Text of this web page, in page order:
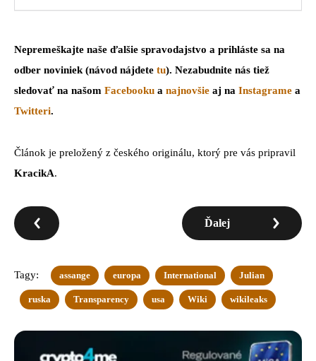
Nepremeškajte naše ďalšie spravodajstvo a prihláste sa na
odber noviniek (návod nájdete tu). Nezabudnite nás tiež
sledovať na našom Facebooku a najnovšie aj na Instagrame a
Twitteri.
Článok je preložený z českého originálu, ktorý pre vás pripravil
KracikA.
Ďalej
Tagy: assange europa International Julian
ruska Transparency usa Wiki wikileaks